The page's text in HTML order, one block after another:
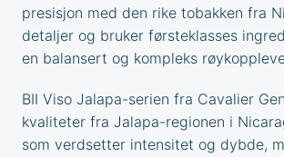
presisjon med den rike tobakken fra
detaljer og bruker førsteklasses
en balansert og kompleks
BII Viso Jalapa-serien fra Cavalier
kvaliteter fra Jalapa-regionen i
som verdsetter intensitet og dybde,